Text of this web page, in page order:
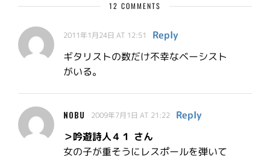
12 COMMENTS
2011年1月24日 AT 12:51
Reply
ギタリストの数だけ不幸なベーシスト
がいる。
NOBU 2009年7月1日 AT 21:22
Reply
＞吟遊詩人４１ さん
女の子が重そうにレスポールを弾いて